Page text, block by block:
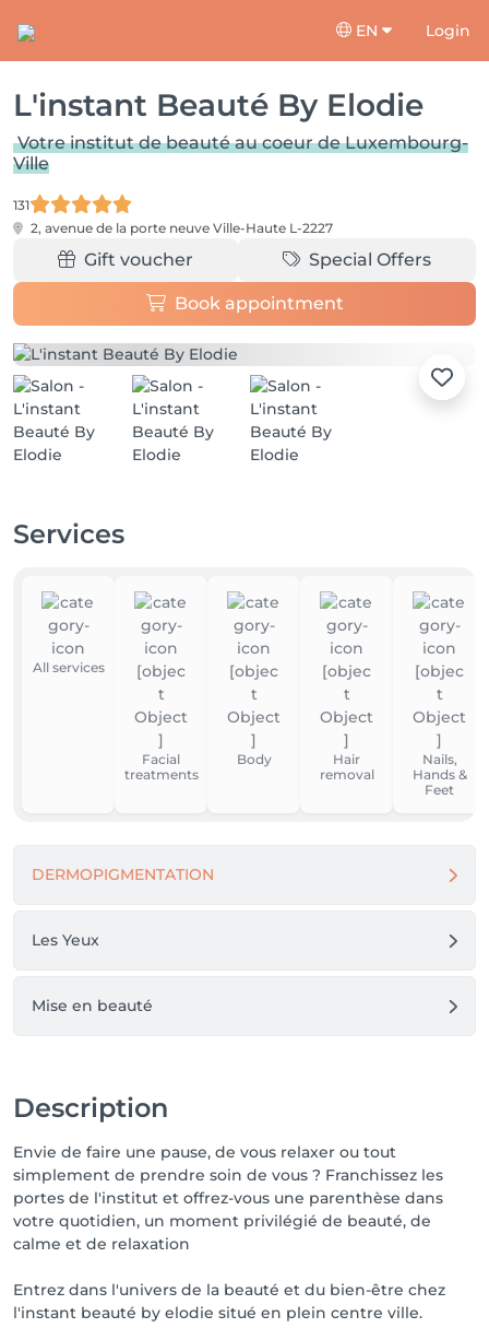
EN Login
L'instant Beauté By Elodie
Votre institut de beauté au coeur de Luxembourg-
Ville
131
2, avenue de la porte neuve Ville-Haute L-2227
Gift voucher Special Offers
Book appointment
Services
All services
Facial
treatments
Body
Hair
removal
Nails,
Hands &
Feet
DERMOPIGMENTATION
Les Yeux
Mise en beauté
Description
Envie de faire une pause, de vous relaxer ou tout
simplement de prendre soin de vous ? Franchissez les
portes de l'institut et offrez-vous une parenthèse dans
votre quotidien, un moment privilégié de beauté, de
calme et de relaxation
Entrez dans l'univers de la beauté et du bien-être chez
l'instant beauté by elodie situé en plein centre ville.